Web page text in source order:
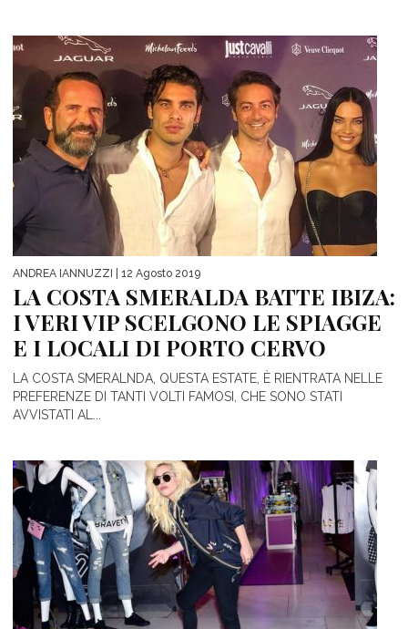
ANDREA IANNUZZI | 12 Agosto 2019
LA COSTA SMERALDA BATTE IBIZA:
I VERI VIP SCELGONO LE SPIAGGE
E I LOCALI DI PORTO CERVO
LA COSTA SMERALNDA, QUESTA ESTATE, È RIENTRATA NELLE
PREFERENZE DI TANTI VOLTI FAMOSI, CHE SONO STATI
AVVISTATI AL...